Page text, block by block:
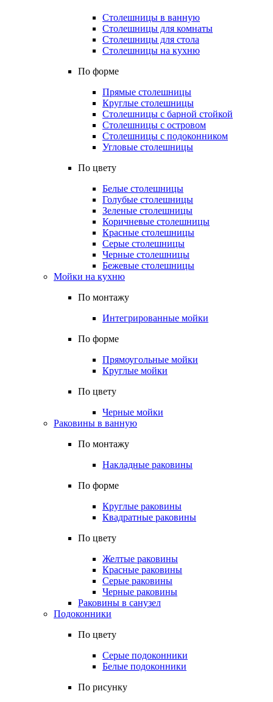
Столешницы в ванную
Столешницы для комнаты
Столешницы для стола
Столешницы на кухню
По форме
Прямые столешницы
Круглые столешницы
Столешницы с барной стойкой
Столешницы с островом
Столешницы с подоконником
Угловые столешницы
По цвету
Белые столешницы
Голубые столешницы
Зеленые столешницы
Коричневые столешницы
Красные столешницы
Серые столешницы
Черные столешницы
Бежевые столешницы
Мойки на кухню
По монтажу
Интегрированные мойки
По форме
Прямоугольные мойки
Круглые мойки
По цвету
Черные мойки
Раковины в ванную
По монтажу
Накладные раковины
По форме
Круглые раковины
Квадратные раковины
По цвету
Желтые раковины
Красные раковины
Серые раковины
Черные раковины
Раковины в санузел
Подоконники
По цвету
Серые подоконники
Белые подоконники
По рисунку